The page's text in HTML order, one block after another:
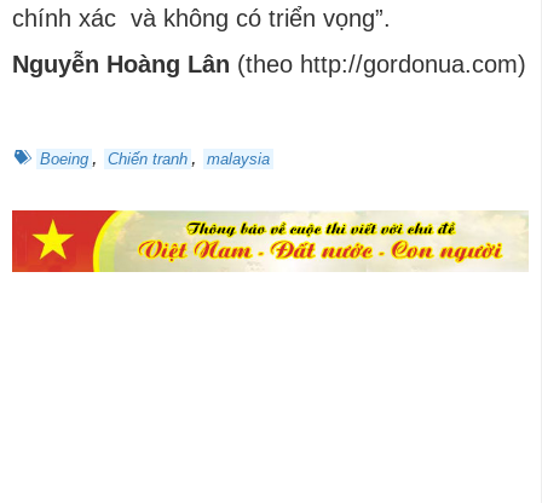
chính xác và không có triển vọng”.
Nguyễn Hoàng Lân (theo http://gordonua.com)
Boeing , Chiến tranh , malaysia